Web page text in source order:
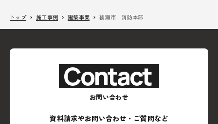
トップ 施工事例 建築事業 綾瀬市 消防本部
Contact
お問い合わせ
資料請求やお問い合わせ・ご質問など